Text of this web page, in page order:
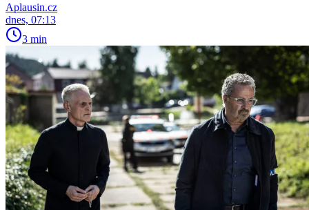
Aplausin.cz
dnes, 07:13
3 min